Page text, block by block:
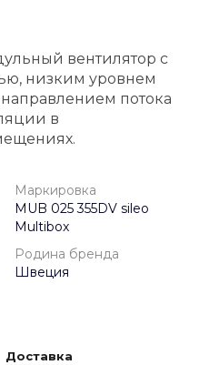
вентилятор с
низким уровнем
потока
в
Маркировка
MUB 025 355DV sileo
Multibox
Родина бренда
Швеция
Доставка